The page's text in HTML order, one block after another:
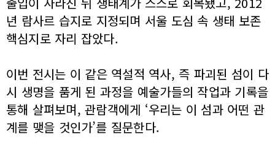
년 람사르 습지로 지정되며 서울 도심 속 생태 보존
핵심지로 자리 잡았다.
이번 전시는 이 같은 역설적 역사, 즉 파괴된 섬이 다
시 생명을 품게 된 과정을 예술가들의 작업과 기록을
통해 살펴보며, 관람객에게 ‘우리는 이 섬과 어떤 관
계를 맺을 것인가’를 질문한다.